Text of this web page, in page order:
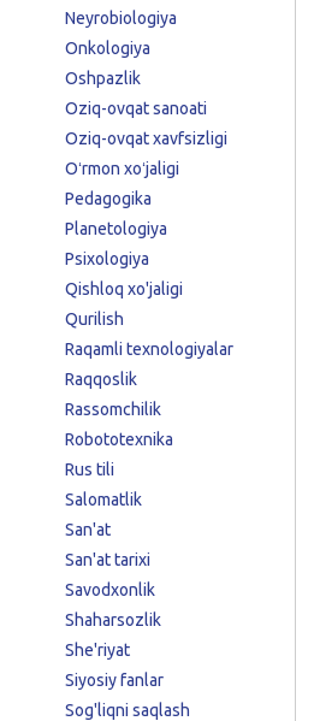
Neyrobiologiya
Onkologiya
Oshpazlik
Oziq-ovqat sanoati
Oziq-ovqat xavfsizligi
Oʻrmon xoʻjaligi
Pedagogika
Planetologiya
Psixologiya
Qishloq xo'jaligi
Qurilish
Raqamli texnologiyalar
Raqqoslik
Rassomchilik
Robototexnika
Rus tili
Salomatlik
San'at
San'at tarixi
Savodxonlik
Shaharsozlik
She'riyat
Siyosiy fanlar
Sog'liqni saqlash